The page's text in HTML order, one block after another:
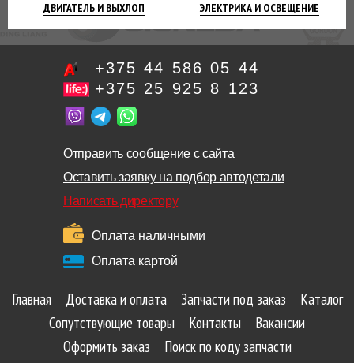
ДВИГАТЕЛЬ И ВЫХЛОП ЭЛЕКТРИКА И ОСВЕЩЕНИЕ
+375 44 586 05 44
+375 25 925 8 123
Отправить сообщение с сайта
Оставить заявку на подбор автодетали
Написать директору
Оплата наличными
Оплата картой
Главная Доставка и оплата Запчасти под заказ
Каталог
Сопутствующие товары
Контакты
Вакансии
Оформить заказ
Поиск по коду запчасти